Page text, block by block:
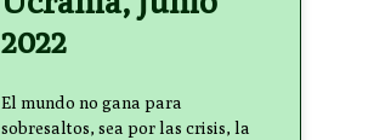
2022
El mundo no gana para
sobresaltos, sea por las crisis, la